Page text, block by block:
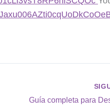
Guía completa para